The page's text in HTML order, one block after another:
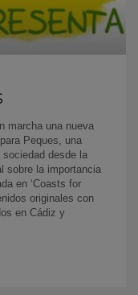
marcha una nueva
Peques, una
desde la
sobre la importancia
en ‘Coasts for
originales con
en Cádiz y